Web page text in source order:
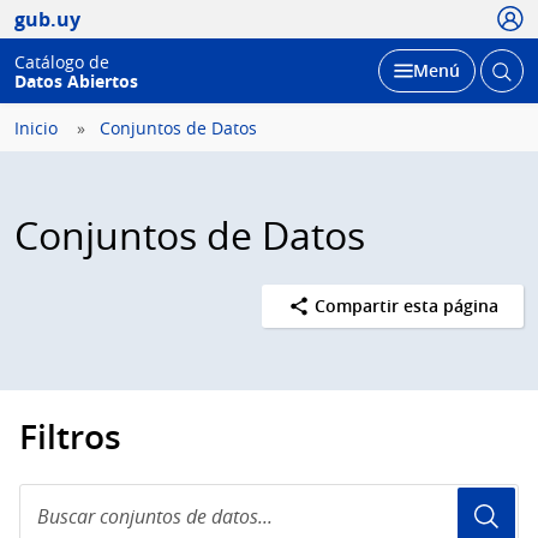
gub.uy
Catálogo de
Datos Abiertos
Desplegar
Menú Abrir
Inicio Conjuntos de Datos
Conjuntos de Datos
Compartir esta página
Filtros
conjuntos